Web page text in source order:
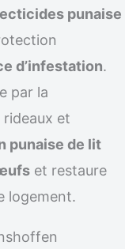
punaise
d’infestation.
par la
rideaux et
punaise de lit
et restaure
logement.